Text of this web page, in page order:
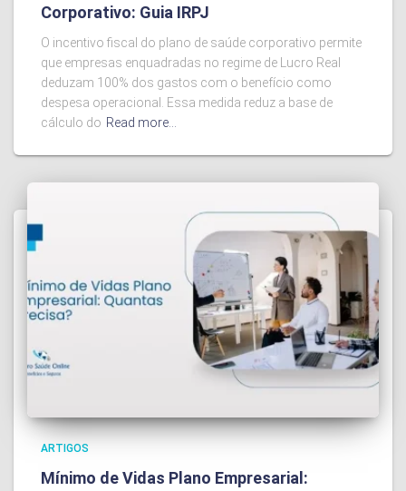
Corporativo: Guia IRPJ
O incentivo fiscal do plano de saúde corporativo permite
que empresas enquadradas no regime de Lucro Real
deduzam 100% dos gastos com o benefício como
despesa operacional. Essa medida reduz a base de
cálculo do Read more…
ARTIGOS
Mínimo de Vidas Plano Empresarial: